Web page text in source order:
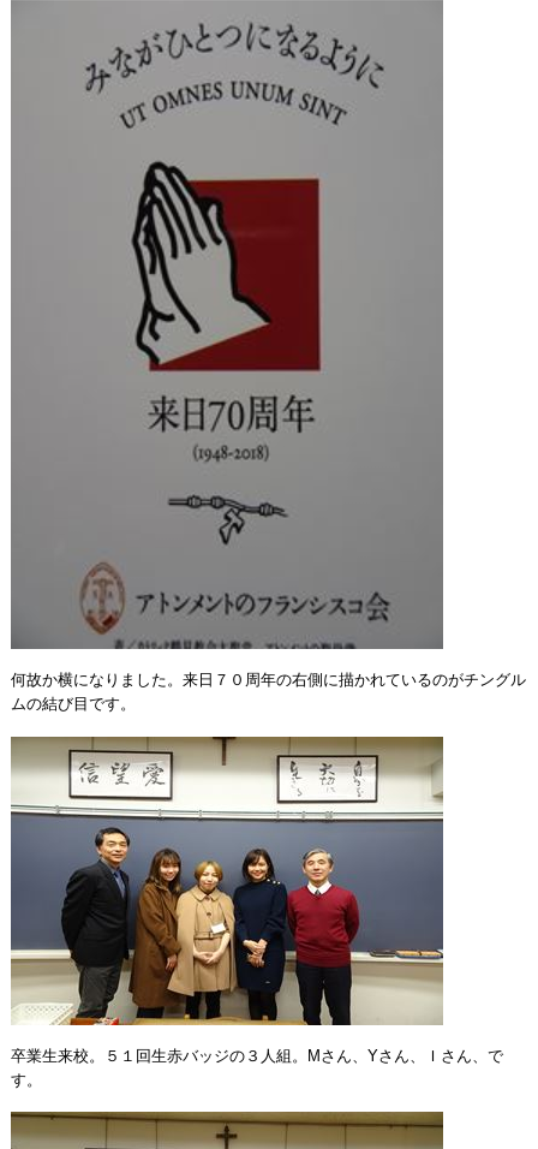
何故か横になりました。来日７０周年の右側に描かれているのがチングル
ムの結び目です。
卒業生来校。５１回生赤バッジの３人組。Mさん、Yさん、Ｉさん、で
す。